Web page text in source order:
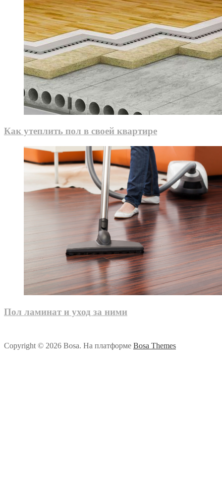
Как утеплить пол в своей квартире
Пол ламинат и уход за ними
Copyright © 2026 Bosa. На платформе Bosa Themes